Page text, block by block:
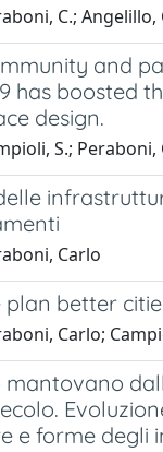
C.; Angelillo,
and
has boosted
design.
S.; Peraboni,
Carlo
plan better
Carlo;
mantovano
e forme degli